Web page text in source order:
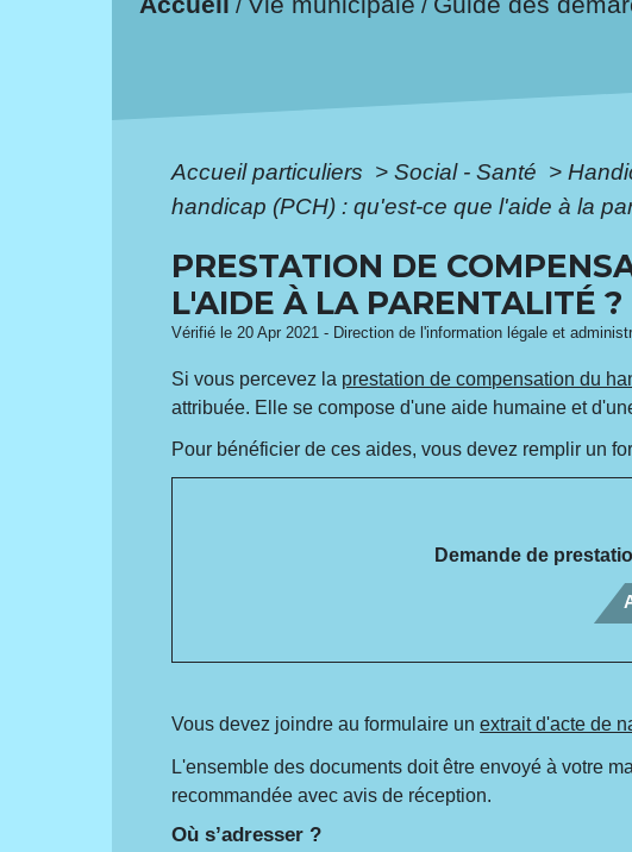
/ /
Accueil particuliers > Social - Santé >
handicap (PCH) : qu'est-ce que l'aide à la
PRESTATION DE
L'AIDE À LA PARENTALITÉ ?
Vérifié le 20 Apr 2021 - Direction de l'information légale et
Si vous percevez la prestation de compensation du
attribuée. Elle se compose d'une aide humaine et
Pour bénéficier de ces aides, vous devez remplir un
Demande de
Vous devez joindre au formulaire unextrait d'acte de
L'ensemble des documents doit être envoyé à votre
recommandée avec avis de réception.
Où s’adresser ?